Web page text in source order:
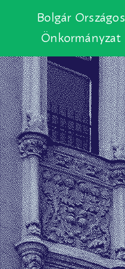
Skip
to
main
content
Bolgár Országos
Önkormányzat